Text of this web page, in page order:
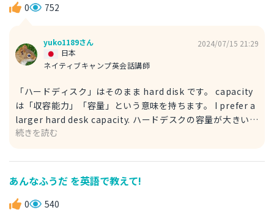
time alone leads to happiness. 一人時間を楽しむことが
0 752
yuko1189さん
ネイティブキャンプ英会話講師
日本
2024/07/15 21:29
「ハードディスク」はそのまま hard disk です。 capacity
は「収容能力」「容量」という意味を持ちます。 I prefer a
larger hard desk capacity. ハードデスクの容量が大きい方
がいいです。 The capacity of hard disk is important. ハ
スク」は、アメリカでは diskが、イギリスでは disc が使わ
れることが多いです。 例） This is a hard disc from the
UK. これはイギリス産のハードディスクです。
続きを読む
あんなふうだ を英語で教えて!
0 540